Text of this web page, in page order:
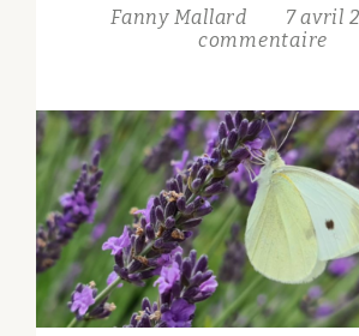
Fanny Mallard 7 avril
commentaire